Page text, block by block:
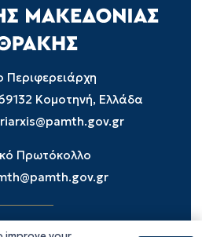
Περιφερειάρχη
Κομοτηνή, Ελλάδα
Πρωτόκολλο